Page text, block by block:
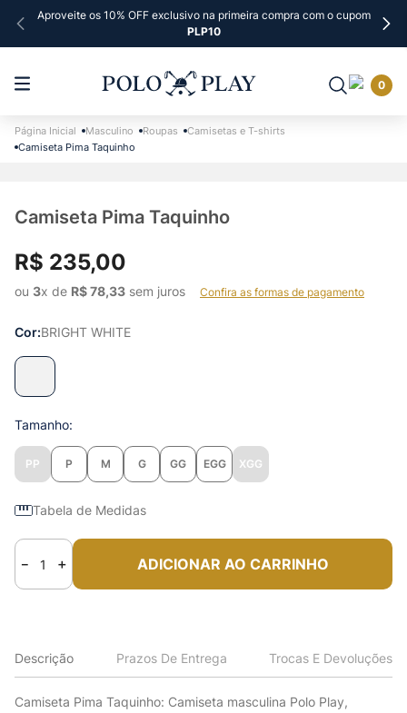
Aproveite os 10% OFF exclusivo na primeira compra com o cupom
PLP10
0
Masculino Roupas
Camisetas e T-shirts
Camiseta Pima Taquinho
Camiseta Pima Taquinho
R$ 235,00
ou 3x de R$78,33 sem juros Confira as formas de pagamento
Tamanho
PP P M G GG EGG XGG
Cor BRIGHT WHITE
Tabela de Medidas
＋
－ ADICIONAR AO CARRINHO
Descrição Prazos De Entrega Trocas E Devoluções
Camiseta Pima Taquinho: Camiseta masculina Polo Play,